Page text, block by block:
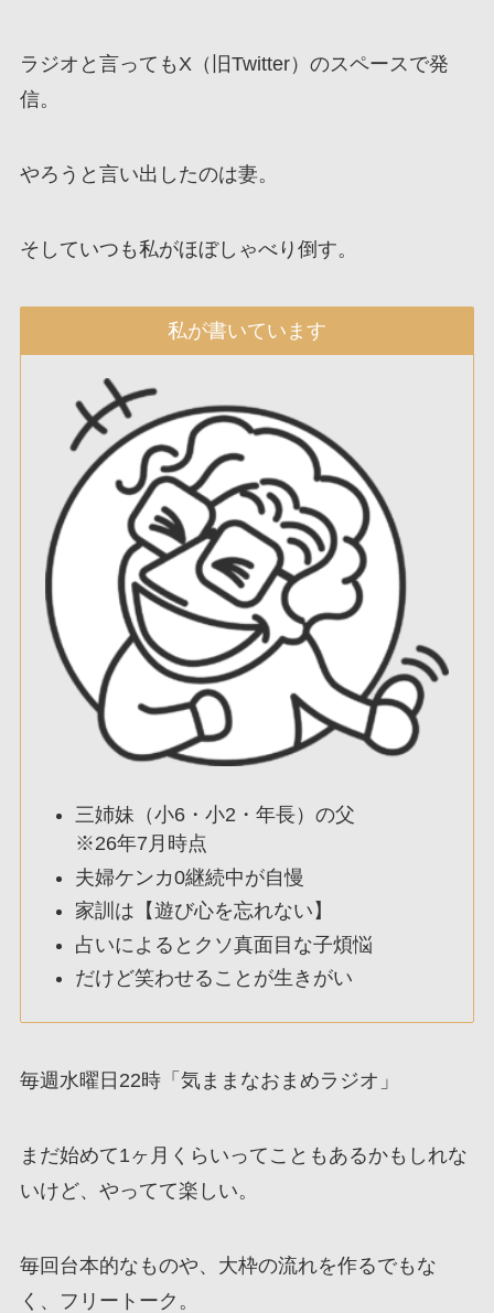
ラジオと言ってもX（旧Twitter）のスペースで発
信。
やろうと言い出したのは妻。
そしていつも私がほぼしゃべり倒す。
私が書いています
三姉妹（小6・小2・年長）の父
※26年7月時点
夫婦ケンカ0継続中が自慢
家訓は【遊び心を忘れない】
占いによるとクソ真面目な子煩悩
だけど笑わせることが生きがい
毎週水曜日22時「気ままなおまめラジオ」
まだ始めて1ヶ月くらいってこともあるかもしれな
いけど、やってて楽しい。
毎回台本的なものや、大枠の流れを作るでもな
く、フリートーク。